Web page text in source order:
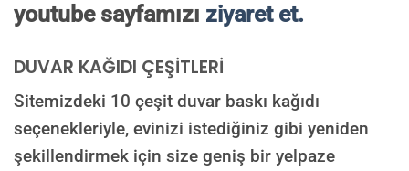
youtube sayfamızı ziyaret et.
DUVAR KAĞIDI ÇEŞİTLERİ
Sitemizdeki 10 çeşit duvar baskı kağıdı
seçenekleriyle, evinizi istediğiniz gibi yeniden
şekillendirmek için size geniş bir yelpaze